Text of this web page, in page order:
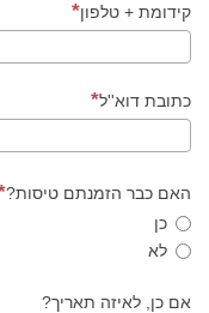
קידומת + טלפון
כתובת דוא''ל
האם כבר הזמנתם טיסות?
כן
לא
אם כן, לאיזה תאריך?